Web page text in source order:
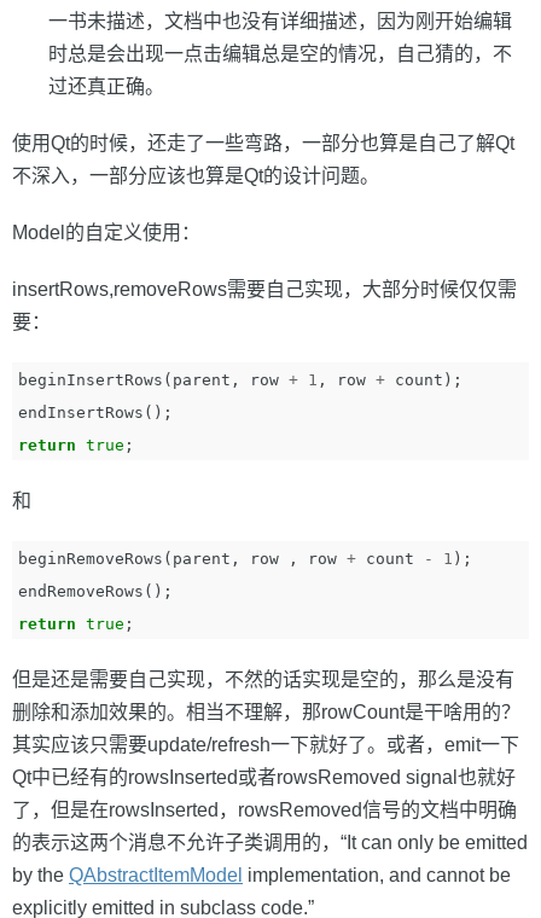
一书未描述，文档中也没有详细描述，因为刚开始编辑
时总是会出现一点击编辑总是空的情况，自己猜的，不
过还真正确。
使用Qt的时候，还走了一些弯路，一部分也算是自己了解Qt
不深入，一部分应该也算是Qt的设计问题。
Model的自定义使用：
insertRows,removeRows需要自己实现，大部分时候仅仅需
要：
beginInsertRows ( parent , row + 1 , row + count );
endInsertRows ();
return true ;
和
beginRemoveRows ( parent , row , row + count - 1 );
endRemoveRows ();
return true ;
但是还是需要自己实现，不然的话实现是空的，那么是没有
删除和添加效果的。相当不理解，那rowCount是干啥用的？
其实应该只需要update/refresh一下就好了。或者，emit一下
Qt中已经有的rowsInserted或者rowsRemoved signal也就好
了，但是在rowsInserted，rowsRemoved信号的文档中明确
的表示这两个消息不允许子类调用的，“It can only be emitted
by the QAbstractItemModel implementation, and cannot be
explicitly emitted in subclass code.”